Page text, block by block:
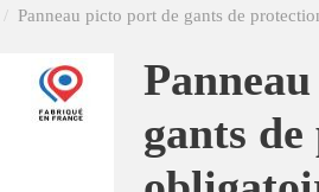
Panneau picto port de gants de
gants